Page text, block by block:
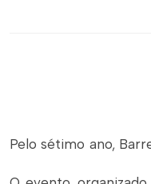
Pelo sétimo ano,